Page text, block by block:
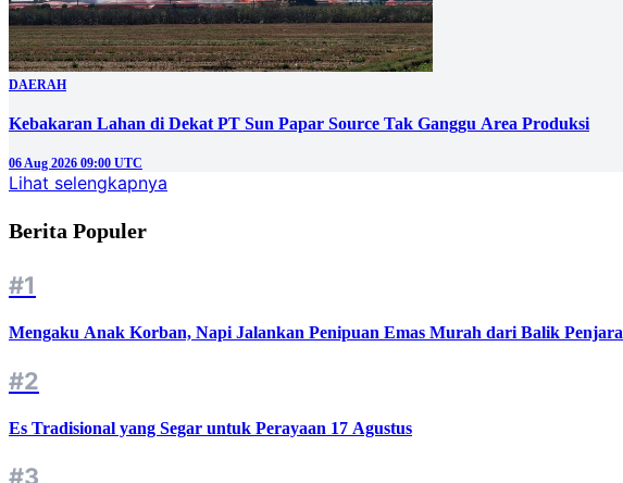
DAERAH
Kebakaran Lahan di Dekat PT Sun Papar Source Tak Ganggu Area Produksi
06 Aug 2026 09:00 UTC
Lihat selengkapnya
Berita Populer
#1
Mengaku Anak Korban, Napi Jalankan Penipuan Emas Murah dari Balik Penjara
#2
Es Tradisional yang Segar untuk Perayaan 17 Agustus
#3